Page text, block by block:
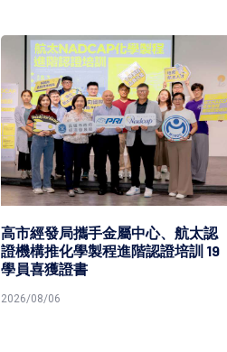
高市經發局攜手金屬中心、航太認
證機構推化學製程進階認證培訓 19
學員喜獲證書
2026/08/06